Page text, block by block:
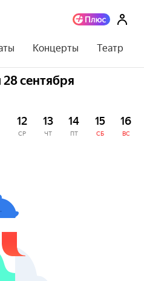
Концерты Театр
сентября
12
СР
13
ЧТ
14
ПТ
15
СБ
16
ВС